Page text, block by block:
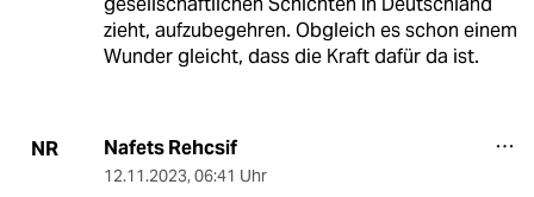
zieht, aufzubegehren. Obgleich es schon einem
Wunder gleicht, dass die Kraft dafür da ist.
NR Nafets Rehcsif
12.11.2023, 06:41 Uhr